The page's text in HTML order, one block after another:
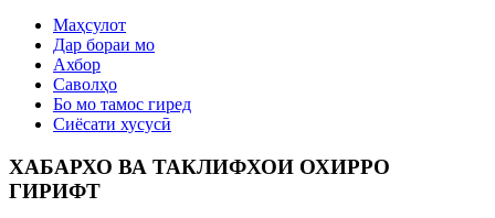
Маҳсулот
Дар бораи мо
Ахбор
Саволҳо
Бо мо тамос гиред
Сиёсати хусусӣ
ХАБАРХО ВА ТАКЛИФХОИ ОХИРРО
ГИРИФТ